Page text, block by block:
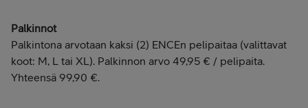
Palkinnot
Palkintona arvotaan kaksi (2) ENCEn pelipaitaa (valittavat
koot: M, L tai XL). Palkinnon arvo 49,95 € / pelipaita.
Yhteensä 99,90 €.